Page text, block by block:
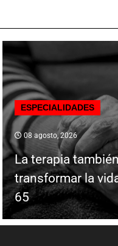
ESPECIALIDADES
08 agosto, 2026
La terapia
transformar la
65